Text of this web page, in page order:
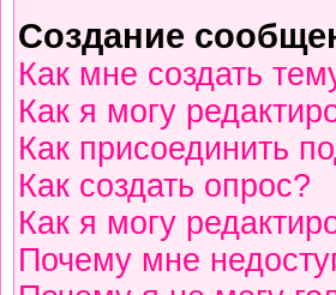
Создание
Как мне создать
Как я могу
Как присоединить
Как создать опрос?
Как я могу
Почему мне